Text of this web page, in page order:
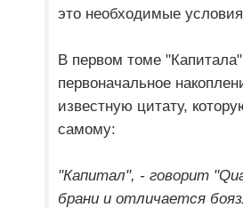
это необходимые
В первом томе
первоначальное
известную цитату,
самому:
"Капитал", - говорит
брани и отличается